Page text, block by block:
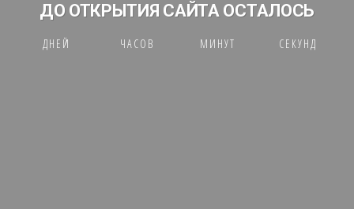
ДО ОТКРЫТИЯ САЙТА ОСТАЛОСЬ
ДНЕЙ ЧАСОВ МИНУТ СЕКУНД